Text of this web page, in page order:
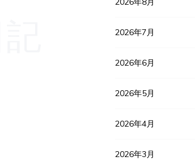
2026年7月
2026年6月
2026年5月
2026年4月
2026年3月